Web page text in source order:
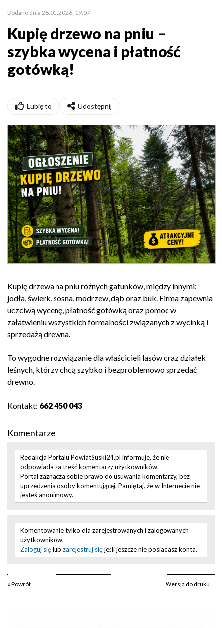
Dodano dnia 28.05.2026, 19:07
Kupię drzewo na pniu –
szybka wycena i płatność
gotówką!
Lubię to Udostępnij
Kupię drzewa na pniu różnych gatunków, między innymi:
jodła, świerk, sosna, modrzew, dąb oraz buk. Firma zapewnia
uczciwą wycenę, płatność gotówką oraz pomoc w
załatwieniu wszystkich formalności związanych z wycinką i
sprzedażą drewna.
To wygodne rozwiązanie dla właścicieli lasów oraz działek
leśnych, którzy chcą szybko i bezproblemowo sprzedać
drewno.
Kontakt: 662 450 043
Komentarze
Redakcja Portalu PowiatSuski24.pl informuje, że nie
odpowiada za treść komentarzy użytkowników.
Portal zaznacza sobie prawo do usuwania komentarzy, bez
uprzedzenia osoby komentującej. Pamiętaj, że w Internecie nie
jesteś anonimowy.
Komentowanie tylko dla zarejestrowanych i zalogowanych
użytkowników.
Zaloguj sięlub zarejestruj sięjeśli jeszcze nie posiadasz konta.
« Powrót Wersja do druku